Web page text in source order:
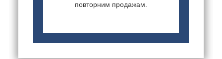
повторним продажам.